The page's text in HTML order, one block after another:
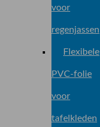
voor
regenjassen
Flexibele
PVC-folie
voor
tafelkleden